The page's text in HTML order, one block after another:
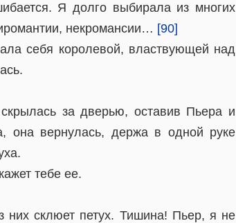
Я долго выбирала из многих
некромансии… [90]
себя королевой, властвующей над
за дверью, оставив Пьера и
она вернулась, держа в одной руке
тебе ее.
склюет петух. Тишина! Пьер, я не